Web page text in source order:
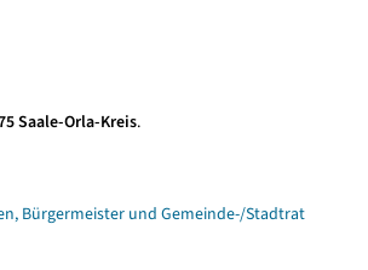
Saale-Orla-Kreis.
Bürgermeister und Gemeinde-/Stadtrat